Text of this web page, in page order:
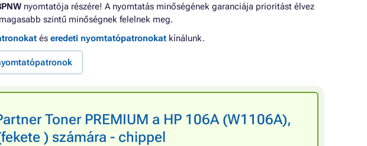
nyomtatója részére! A nyomtatás minőségének garanciája prioritást élvez
szintű minőségnek felelnek meg.
és eredeti nyomtatópatronokat kínálunk.
Toner PREMIUM a HP 106A (W1106A),
) számára - chippel